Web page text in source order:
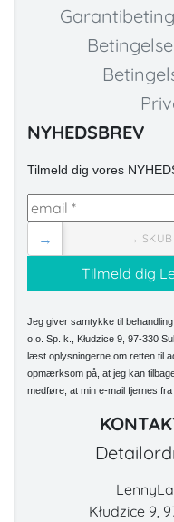
NYHEDSBREV
Tilmeld dig vores
→ SKUB
→
Jeg giver samtykke til
o.o. Sp. k., Kłudzice 9, 97-330
læst oplysningerne om retten til
opmærksom på, at jeg kan
medføre, at min e-mail fjernes
Kłudzice 9,